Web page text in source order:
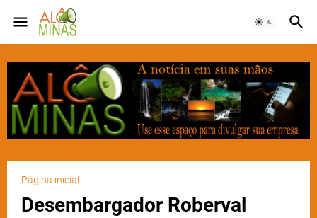
Página inicial
Desembargador Roberval